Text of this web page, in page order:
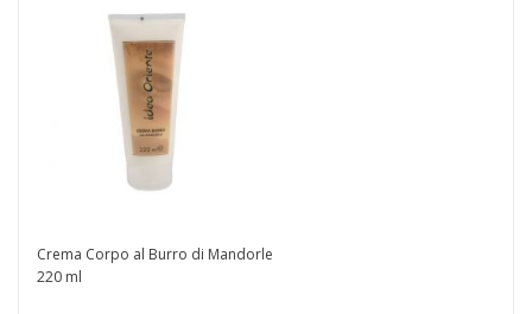
Crema Corpo al Burro di Mandorle
220 ml